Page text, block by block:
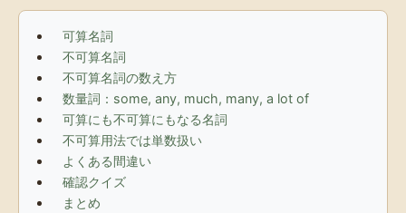
可算名詞
不可算名詞
不可算名詞の数え方
数量詞：some, any, much, many, a lot of
可算にも不可算にもなる名詞
不可算用法では単数扱い
よくある間違い
確認クイズ
まとめ